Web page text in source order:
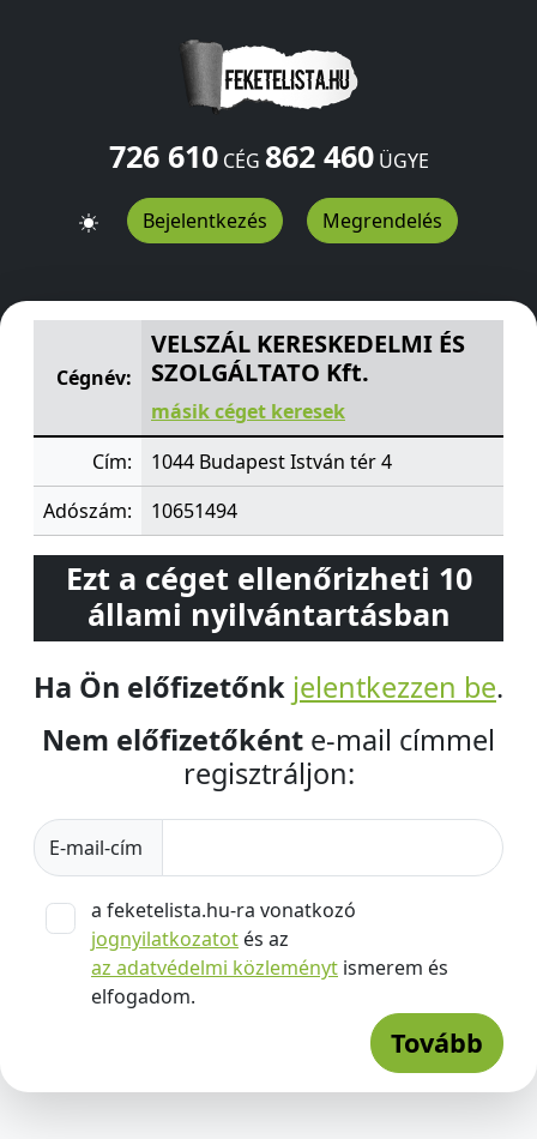
726 610CÉG 862 460ÜGYE
Bejelentkezés Megrendelés
VELSZÁL KERESKEDELMI ÉS SZOLGÁLTATO Kft. István
Cégnév:
VELSZÁL KERESKEDELMI ÉS
SZOLGÁLTATO Kft.
másik céget keresek
Cím:
1044 Budapest István tér 4
Adószám:
10651494
Ezt a céget ellenőrizheti 10
állami nyilvántartásban
Ha Ön előfizetőnk jelentkezzen be.
Nem előfizetőként e-mail címmel
regisztráljon:
E-mail-cím
a feketelista.hu-ra vonatkozó
jognyilatkozatot és az
az adatvédelmi közleményt ismerem és
elfogadom.
Tovább